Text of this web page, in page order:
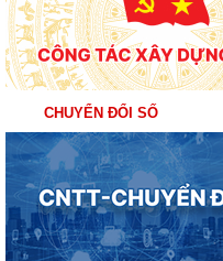
CHUYỂN ĐỔI SỐ